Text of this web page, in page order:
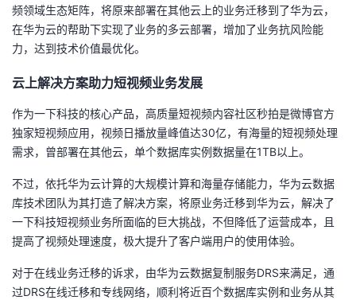
频领域生态矩阵，将原来部署在其他云上的业务迁移到了华为云，
在华为云的帮助下实现了业务的多云部署，增加了业务抗风险能
力，达到技术价值最优化。
云上解决方案助力短视频业务发展
作为一下科技的核心产品，高质量短视频内容社区秒拍是微博官方
独家短视频应用，视频日播放量峰值达30亿，有海量的短视频处理
需求，曾部署在其他云，单个数据库实例数据量在1TB以上。
不过，依托华为云计算的大规模计算和海量存储能力，华为云数据
库技术团队为其打造了解决方案，将原业务迁移到华为云，解决了
一下科技短视频业务所面临的巨大挑战，不但降低了运营成本，且
提高了视频处理速度，极大提升了客户端用户的使用体验。
对于在线业务迁移的诉求，由华为云数据复制服务DRS来满足，通
过DRS在线迁移和专线网络，顺利将近百个数据库实例和业务从其